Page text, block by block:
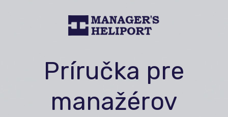
Príručka pre
manažérov